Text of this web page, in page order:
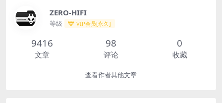
ZERO-HIFI
等级 VIP会员[永久]
9416
文章
98
评论
0
收藏
查看作者其他文章